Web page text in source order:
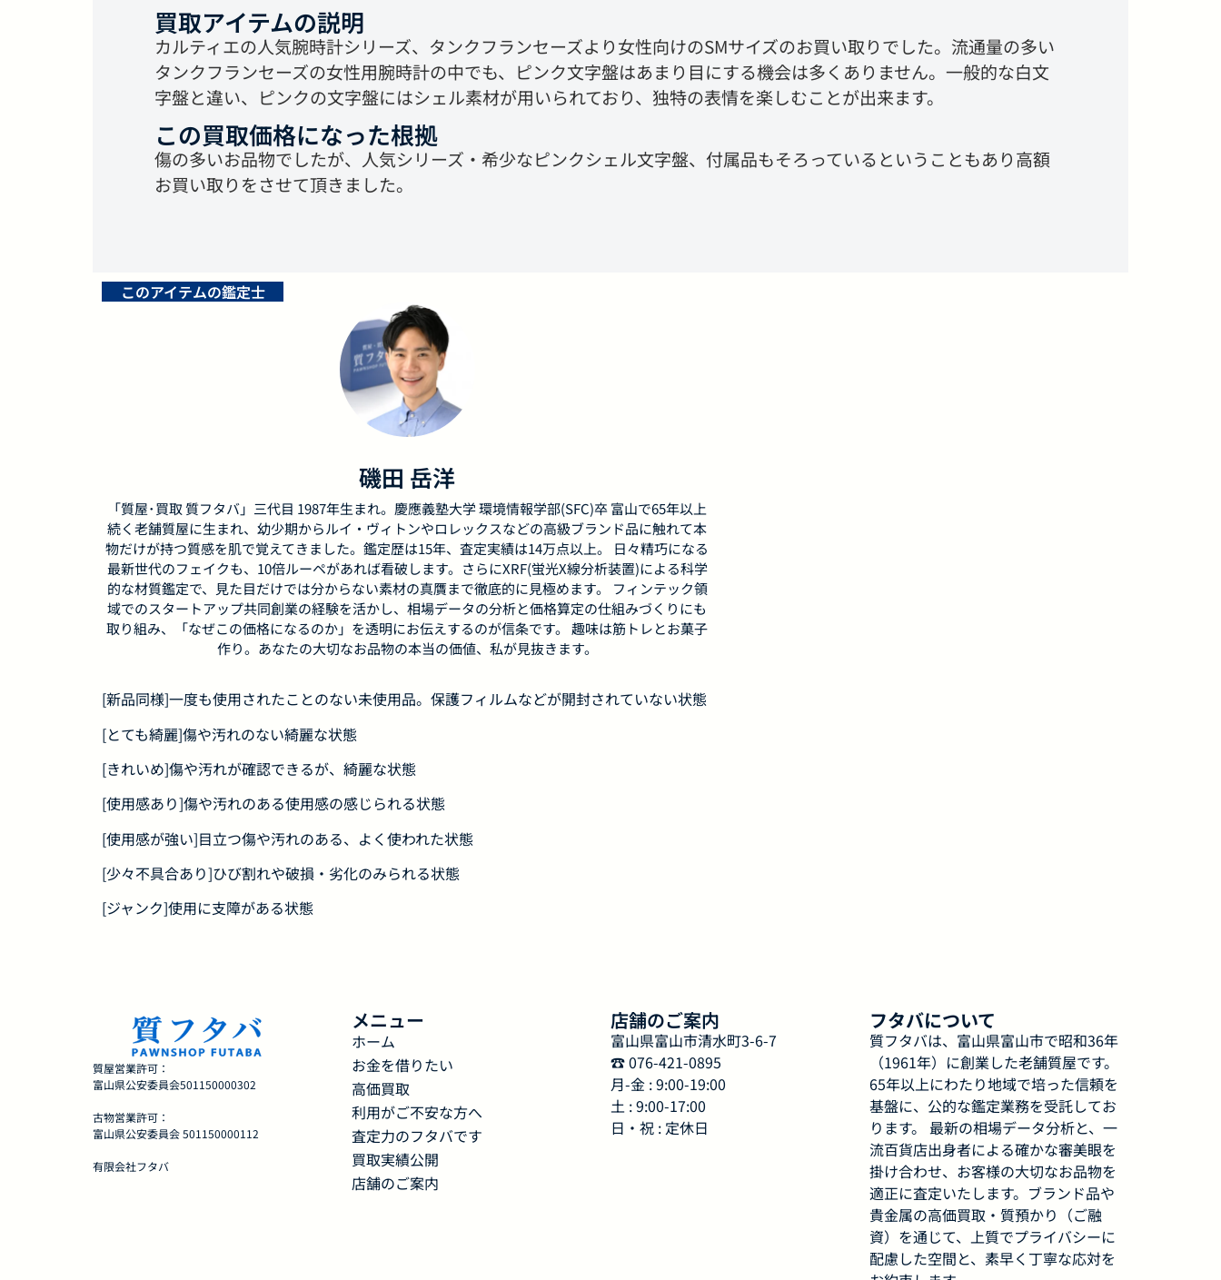
買取アイテムの説明
カルティエの人気腕時計シリーズ、タンクフランセーズより女性向けのSMサイズのお買い取りでした。流通量の多い
タンクフランセーズの女性用腕時計の中でも、ピンク文字盤はあまり目にする機会は多くありません。一般的な白文
字盤と違い、ピンクの文字盤にはシェル素材が用いられており、独特の表情を楽しむことが出来ます。
この買取価格になった根拠
傷の多いお品物でしたが、人気シリーズ・希少なピンクシェル文字盤、付属品もそろっているということもあり高額
お買い取りをさせて頂きました。
このアイテムの鑑定士
磯田 岳洋
「質屋･買取 質フタバ」三代目 1987年生まれ。慶應義塾大学 環境情報学部(SFC)卒 富山で65年以上
続く老舗質屋に生まれ、幼少期からルイ・ヴィトンやロレックスなどの高級ブランド品に触れて本
物だけが持つ質感を肌で覚えてきました。鑑定歴は15年、査定実績は14万点以上。 日々精巧になる
最新世代のフェイクも、10倍ルーペがあれば看破します。さらにXRF(蛍光X線分析装置)による科学
的な材質鑑定で、見た目だけでは分からない素材の真贋まで徹底的に見極めます。 フィンテック領
域でのスタートアップ共同創業の経験を活かし、相場データの分析と価格算定の仕組みづくりにも
取り組み、「なぜこの価格になるのか」を透明にお伝えするのが信条です。 趣味は筋トレとお菓子
作り。あなたの大切なお品物の本当の価値、私が見抜きます。
[新品同様]一度も使用されたことのない未使用品。保護フィルムなどが開封されていない状態
[とても綺麗]傷や汚れのない綺麗な状態
[きれいめ]傷や汚れが確認できるが、綺麗な状態
[使用感あり]傷や汚れのある使用感の感じられる状態
[使用感が強い]目立つ傷や汚れのある、よく使われた状態
[少々不具合あり]ひび割れや破損・劣化のみられる状態
[ジャンク]使用に支障がある状態
質屋営業許可：
富山県公安委員会501150000302
古物営業許可：
富山県公安委員会 501150000112
有限会社フタバ
メニュー
ホーム
お金を借りたい
高価買取
利用がご不安な方へ
査定力のフタバです
買取実績公開
店舗のご案内
店舗のご案内
富山県富山市清水町3-6-7
☎︎ 076-421-0895
月-金 : 9:00-19:00
土 : 9:00-17:00
日・祝 : 定休日
フタバについて
質フタバは、富山県富山市で昭和36年
（1961年）に創業した老舗質屋です。
65年以上にわたり地域で培った信頼を
基盤に、公的な鑑定業務を受託してお
ります。 最新の相場データ分析と、一
流百貨店出身者による確かな審美眼を
掛け合わせ、お客様の大切なお品物を
適正に査定いたします。ブランド品や
貴金属の高価買取・質預かり（ご融
資）を通じて、上質でプライバシーに
配慮した空間と、素早く丁寧な応対を